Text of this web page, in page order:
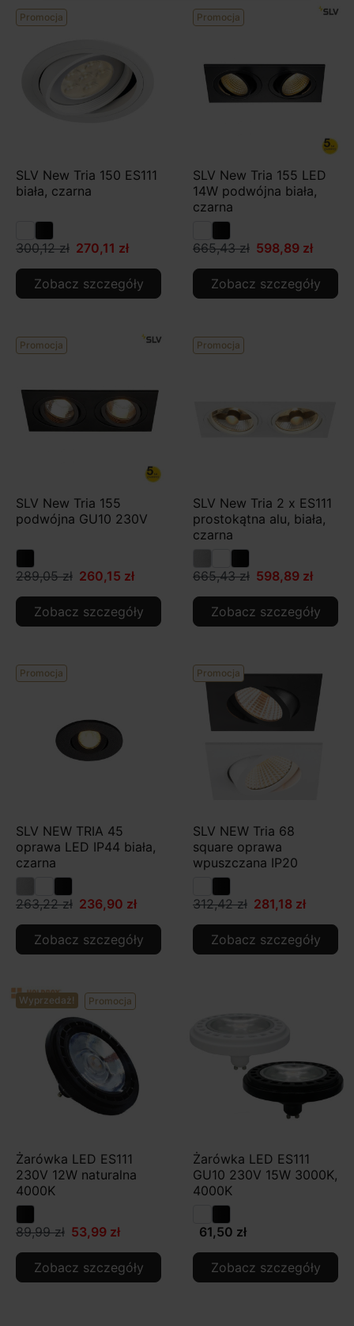
Promocja
SLV New Tria 150 ES111
biała, czarna
300,12 zł 270,11 zł
Zobacz szczegóły
Promocja
SLV New Tria 155 LED
14W podwójna biała,
czarna
665,43 zł 598,89 zł
Zobacz szczegóły
Promocja
SLV New Tria 155
podwójna GU10 230V
289,05 zł 260,15 zł
Zobacz szczegóły
Promocja
SLV New Tria 2 x ES111
prostokątna alu, biała,
czarna
665,43 zł 598,89 zł
Zobacz szczegóły
Promocja
SLV NEW TRIA 45
oprawa LED IP44 biała,
czarna
263,22 zł 236,90 zł
Zobacz szczegóły
Promocja
SLV NEW Tria 68
square oprawa
wpuszczana IP20
312,42 zł 281,18 zł
Zobacz szczegóły
Wyprzedaż! Promocja
Żarówka LED ES111
230V 12W naturalna
4000K
89,99 zł 53,99 zł
Zobacz szczegóły
Żarówka LED ES111
GU10 230V 15W 3000K,
4000K
61,50 zł
Zobacz szczegóły